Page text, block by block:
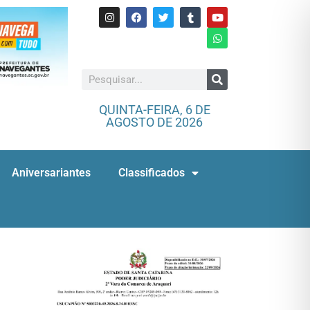
QUINTA-FEIRA, 6 DE
AGOSTO DE 2026
Aniversariantes Classificados